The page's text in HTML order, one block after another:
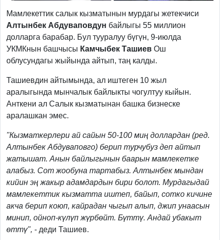
Мамлекеттик салык кызматынын мурдагы жетекчиси
Алтынбек Абдуваповдун байлыгы 55 миллион
долларга барабар. Бул тууралуу бүгүн, 9-июлда
УКМКнын башчысы Камчыбек Ташиев Ош
облусундагы жыйында айтып, таң калды.
Ташиевдин айтымында, ал иштеген 10 жыл
аралыгында мынчалык байлыкты чогултуу кыйын.
Анткени ал Салык кызматынан башка бизнеске
аралашкан эмес.
"Кызматкерлери ай сайын 50-100 миң доллардан (ред.
Алтынбек Абдуваповго) берип турчубуз деп айтып
жатышат. Анын байлыгынын баарын мамлекетке
алабыз. Сот жообуна тартабыз. Алтынбек мындан
кийин эң жакыр адамдардын бири болот. Мурдагыдай
мамлекеттик кызматта иштеп, байып, сотко кичине
акча берип коюп, кайрадан чыгып алып, джип унаасын
минип, ойноп-күлүп жүрбөйт. Бүттү. Андай убакыт
өттү", - деди Ташиев.